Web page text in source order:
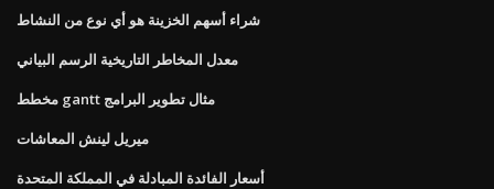
شراء أسهم الخزينة هو أي نوع من النشاط
معدل المخاطر التاريخية الرسم البياني
مخطط gantt مثال تطوير البرامج
ميريل لينش المعاشات
أسعار الفائدة المبادلة في المملكة المتحدة